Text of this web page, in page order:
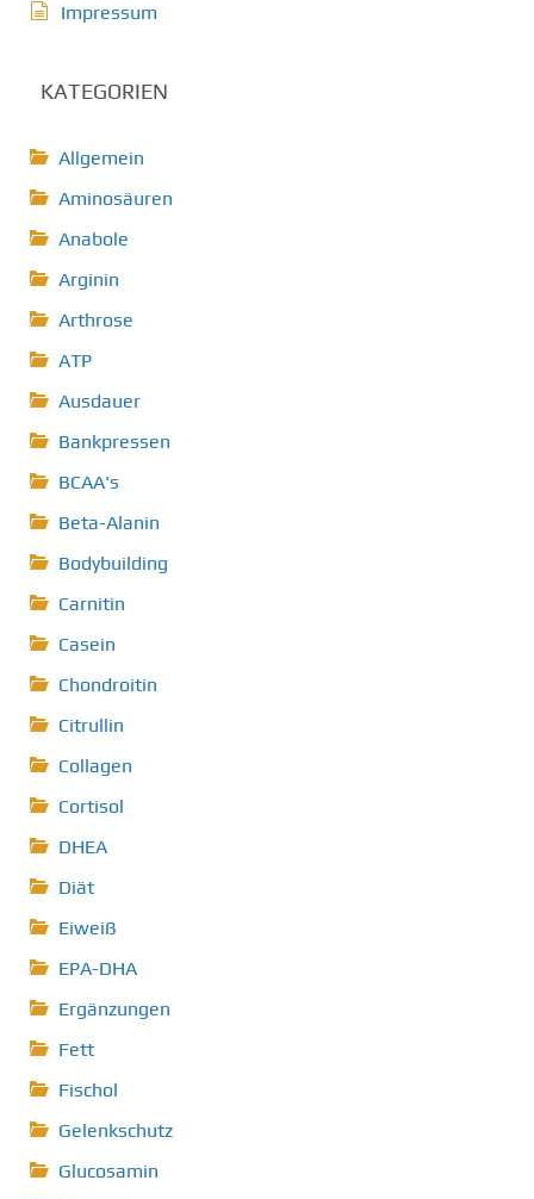
Impressum
KATEGORIEN
Allgemein
Aminosäuren
Anabole
Arginin
Arthrose
ATP
Ausdauer
Bankpressen
BCAA's
Beta-Alanin
Bodybuilding
Carnitin
Casein
Chondroitin
Citrullin
Collagen
Cortisol
DHEA
Diät
Eiweiß
EPA-DHA
Ergänzungen
Fett
Fischol
Gelenkschutz
Glucosamin